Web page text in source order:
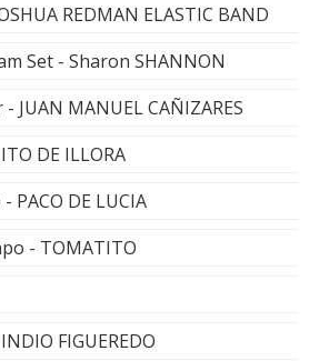
REDMAN ELASTIC BAND
Set - Sharon SHANNON
JUAN MANUEL CAÑIZARES
DE ILLORA
PACO DE LUCIA
- TOMATITO
FIGUEREDO